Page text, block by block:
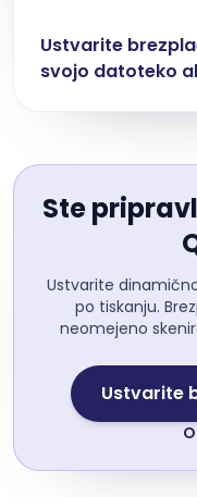
Ustvarite
svojo datoteko
Ste
Ustvarite
po tiskanju.
neomejeno
Ustvarite